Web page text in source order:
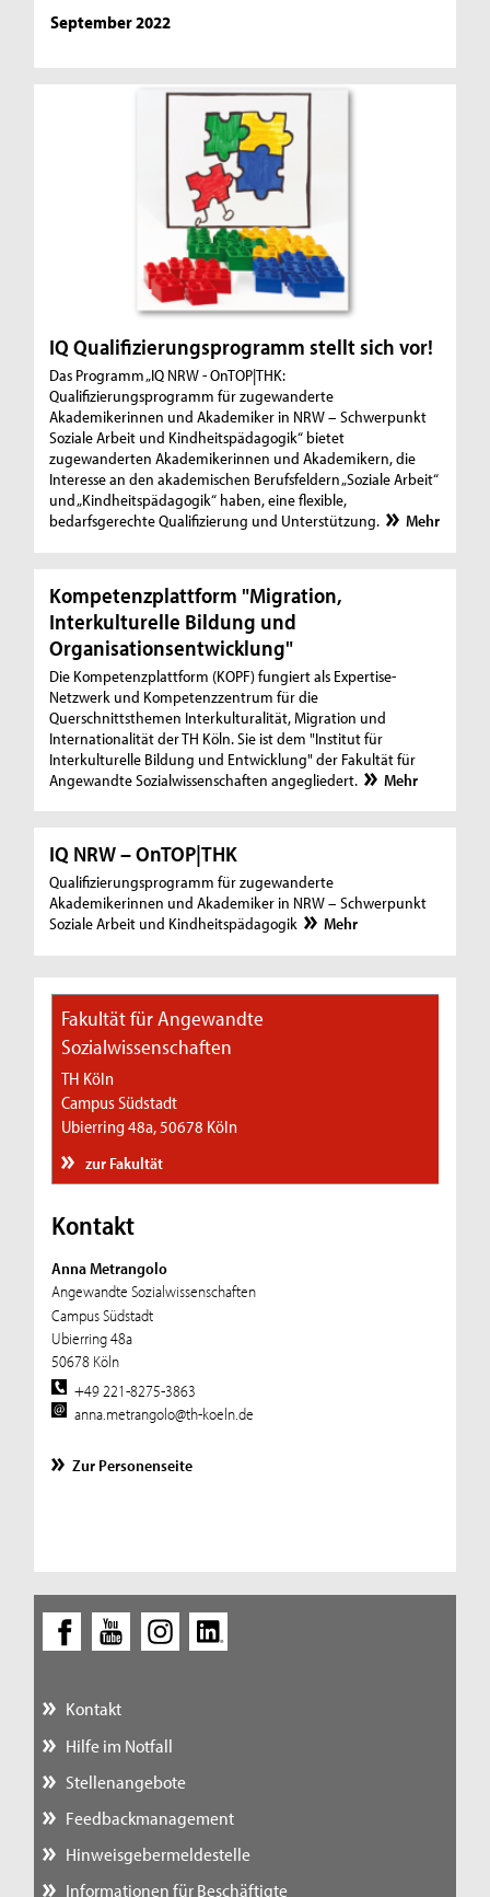
September 2022
IQ Qualifizierungsprogramm stellt sich vor!
Das Programm „IQ NRW - OnTOP|THK:
Qualifizierungsprogramm für zugewanderte
Akademikerinnen und Akademiker in NRW – Schwerpunkt
Soziale Arbeit und Kindheitspädagogik“ bietet
zugewanderten Akademikerinnen und Akademikern, die
Interesse an den akademischen Berufsfeldern „Soziale Arbeit“
und „Kindheitspädagogik“ haben, eine flexible,
bedarfsgerechte Qualifizierung und Unterstützung.
Mehr
Kompetenzplattform "Migration,
Interkulturelle Bildung und
Organisationsentwicklung"
Die Kompetenzplattform (KOPF) fungiert als Expertise-
Netzwerk und Kompetenzzentrum für die
Querschnittsthemen Interkulturalität, Migration und
Internationalität der TH Köln. Sie ist dem "Institut für
Interkulturelle Bildung und Entwicklung" der Fakultät für
Angewandte Sozialwissenschaften angegliedert.
Mehr
IQ NRW – OnTOP|THK
Qualifizierungsprogramm für zugewanderte
Akademikerinnen und Akademiker in NRW – Schwerpunkt
Soziale Arbeit und Kindheitspädagogik
Mehr
Fakultät für Angewandte
Sozialwissenschaften
TH Köln
Campus Südstadt
Ubierring 48a, 50678 Köln
zur Fakultät
Kontakt
Anna Metrangolo
Angewandte Sozialwissenschaften
Campus Südstadt
Ubierring 48a
50678 Köln
+49 221-8275-3863
anna.metrangolo@th-koeln.de
Zur Personenseite
Kontakt
Hilfe im Notfall
Stellenangebote
Feedbackmanagement
Hinweisgebermeldestelle
Informationen für Beschäftigte